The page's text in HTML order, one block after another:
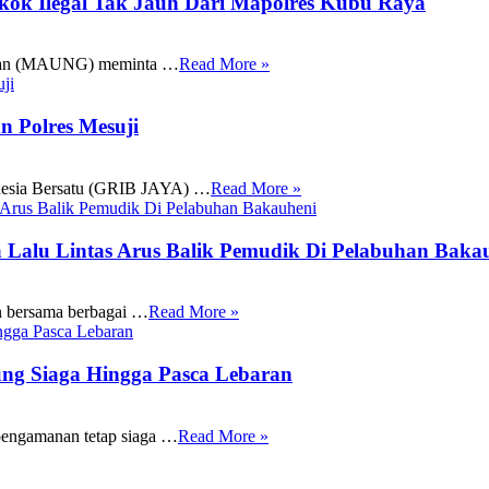
(MAUNG) meminta …Read More »
Polres Mesuji
Bersatu (GRIB JAYA) …Read More »
Lalu Lintas Arus Balik Pemudik Di Pelabuhan
bersama berbagai …Read More »
Siaga Hingga Pasca Lebaran
tetap siaga …Read More »